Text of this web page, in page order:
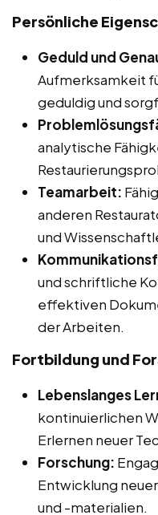
Persönliche
Geduld und
Aufmerksamkeit
geduldig und
analytische
Teamarbeit:
anderen
und
und schriftliche
effektiven
der Arbeiten.
Fortbildung und
Lebenslanges
kontinuierlichen
Erlernen neuer
Forschung:
Entwicklung
und -materialien.